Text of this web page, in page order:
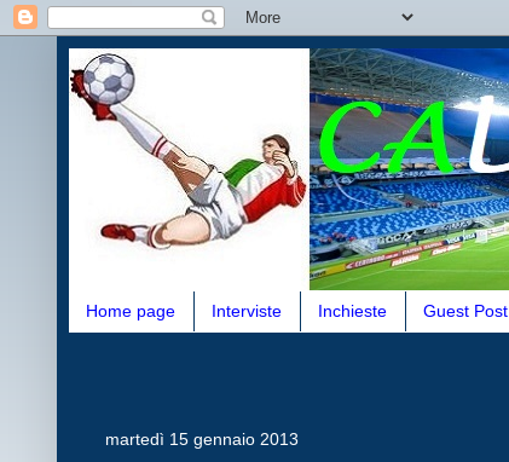
Home page Interviste Inchieste Guest Post
martedì 15 gennaio 2013